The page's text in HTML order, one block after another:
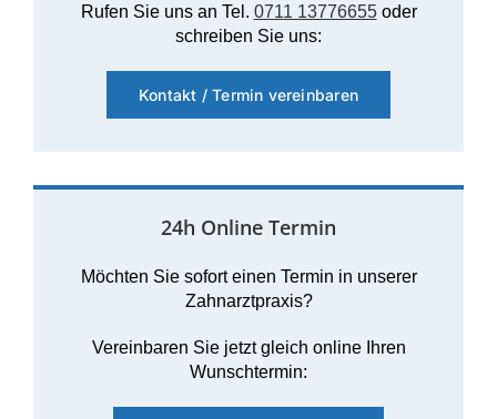
Rufen Sie uns an Tel. 0711 13776655oder
schreiben Sie uns:
Kontakt / Termin vereinbaren
24h Online Termin
Möchten Sie sofort einen Termin in unserer
Zahnarztpraxis?
Vereinbaren Sie jetzt gleich online Ihren
Wunschtermin: